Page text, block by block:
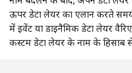
ऊपर डेटा लेयर का एलान करते
में इवेंट या डाइनैमिक डेटा लेयर
कस्टम डेटा लेयर के नाम के हिसाब